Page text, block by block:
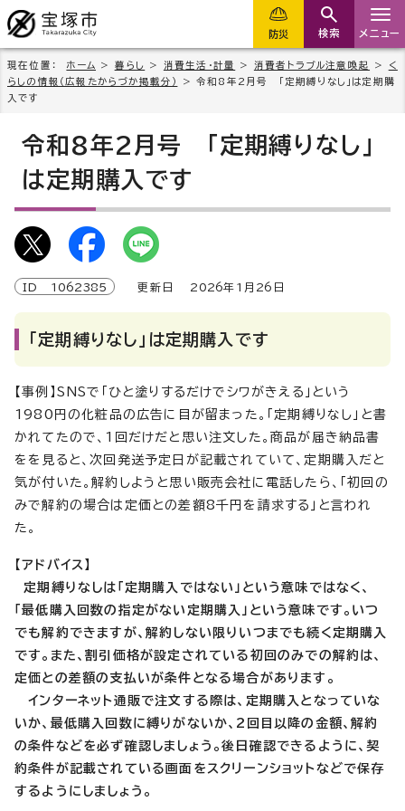
防災 検索 メニュー
現在位置： ホーム > 暮らし > 消費生活・計量 > 消費者トラブル注意喚起 >
く
らしの情報（広報たからづか掲載分）
> 令和8年2月号 「定期縛りなし」は定期購
入です
令和8年2月号 「定期縛りなし」
は定期購入です
ID 1062385 更新日 2026年1月 26 日
「定期縛りなし」は定期購入です
【事例】SNSで「ひと塗りするだけでシワがきえる」という
1980円の化粧品の広告に目が留まった。「定期縛りなし」と書
かれてたので、1回だけだと思い注文した。商品が届き納品書
をを見ると、次回発送予定日が記載されていて、定期購入だと
気が付いた。解約しようと思い販売会社に電話したら、「初回の
みで解約の場合は定価との差額8千円を請求する」と言われ
た。
【アドバイス】
定期縛りなしは「定期購入ではない」という意味ではなく、
「最低購入回数の指定がない定期購入」という意味です。いつ
でも解約できますが、解約しない限りいつまでも続く定期購入
です。また、割引価格が設定されている初回のみでの解約は、
定価との差額の支払いが条件となる場合があります。
インターネット通販で注文する際は、定期購入となっていな
いか、最低購入回数に縛りがないか、2回目以降の金額、解約
の条件などを必ず確認しましょう。後日確認できるように、契
約条件が記載されている画面をスクリーンショットなどで保存
するようにしましょう。